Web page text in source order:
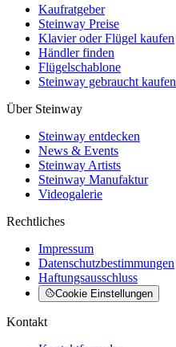
Kaufratgeber
Steinway Preise
Klavier oder Flügel kaufen
Händler finden
Flügelschablone
Steinway gebraucht kaufen
Über Steinway
Steinway entdecken
News & Events
Steinway Artists
Steinway Manufaktur
Videogalerie
Rechtliches
Impressum
Datenschutzbestimmungen
Haftungsausschluss
Cookie Einstellungen
Kontakt